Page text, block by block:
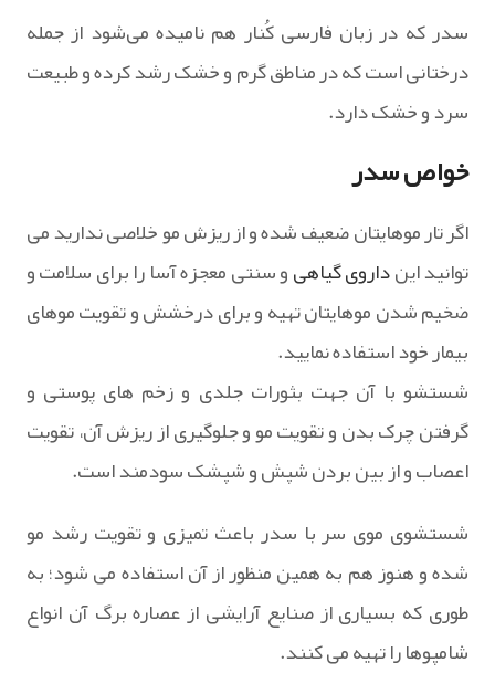
سدر که در زبان فارسی کُنار هم نامیده می‌شود از جمله
درختانی است که در مناطق گرم و خشک رشد کرده و طبیعت
سرد و خشک دارد.
خواص سدر
اگر تار موهایتان ضعیف شده و از ریزش مو خلاصی ندارید می
توانید اینداروی گیاهیو سنتی معجزه آسا را برای سلامت و
ضخیم شدن موهایتان تهیه و برای درخشش و تقویت موهای
بیمار خود استفاده نمایید.
شستشو با آن جهت بثورات جلدى و زخم هاى پوستى و
گرفتن چرک بدن و تقویت مو و جلوگیرى از ریزش آن، تقویت
اعصاب و از بین بردن شپش و شپشک سودمند است.
شستشوی موی سر با سدر باعث تمیزی و تقویت رشد مو
شده و هنوز هم به همین منظور از آن استفاده می شود؛ به
طوری که بسیاری از صنایع آرایشی از عصاره برگ آن انواع
شامپوها را تهیه می کنند.